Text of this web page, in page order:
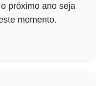
próximo ano seja
momento.